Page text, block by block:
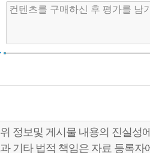
위 정보및 게시물 내용의 진실성
과 기타 법적 책임은 자료 등록자